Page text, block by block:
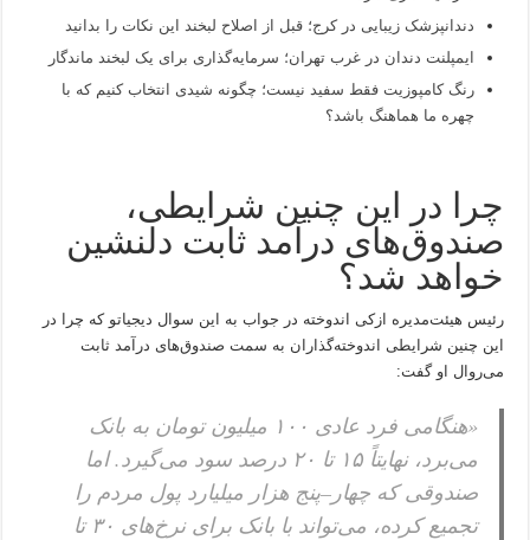
دندانپزشک زیبایی در کرج؛ قبل از اصلاح لبخند این نکات را بدانید
ایمپلنت دندان در غرب تهران؛ سرمایه‌گذاری برای یک لبخند ماندگار
رنگ کامپوزیت فقط سفید نیست؛ چگونه شیدی انتخاب کنیم که با
چهره ما هماهنگ باشد؟
چرا در این چنین شرایطی،
صندوق‌های درآمد ثابت دلنشین
خواهد شد؟
رئیس هیئت‌مدیره ازکی اندوخته در جواب به این سوال دیجیاتو که چرا در
این چنین شرایطی اندوخته‌گذاران به سمت صندوق‌های درآمد ثابت
می‌روال او گفت:
«هنگامی فرد عادی ۱۰۰ میلیون تومان به بانک
می‌برد، نهایتاً ۱۵ تا ۲۰ درصد سود می‌گیرد. اما
صندوقی که چهار–پنج هزار میلیارد پول مردم را
تجمیع کرده، می‌تواند با بانک برای نرخ‌های ۳۰ تا